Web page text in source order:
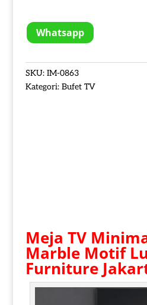
Whatsapp
SKU: IM-0863
Kategori: Bufet TV
Meja TV
Marble Motif
Furniture